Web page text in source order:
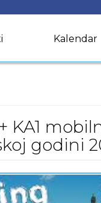
Kalendar
KA1
godini